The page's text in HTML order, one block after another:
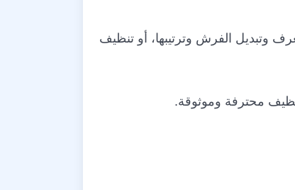
وتبديل الفرش وترتيبها، أو تنظيف
محترفة وموثوقة.